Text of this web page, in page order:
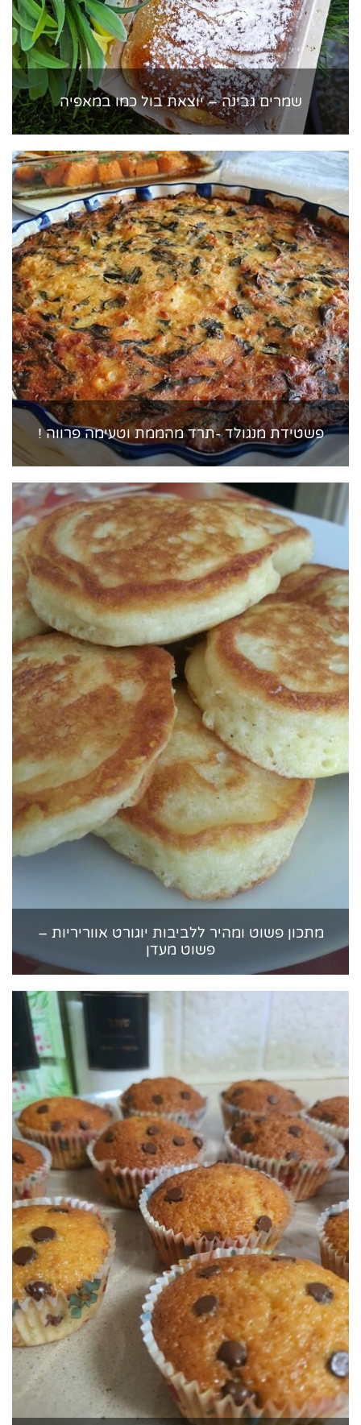
שמרים גבינה – יוצאת בול כמו במאפיה
פשטידת מנגולד -תרד מהממת וטעימה פרווה !
מתכון פשוט ומהיר ללביבות יוגורט אווריריות –
פשוט מעדן